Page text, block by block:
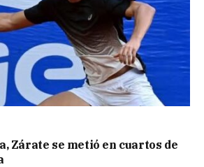
Zárate se metió en cuartos de